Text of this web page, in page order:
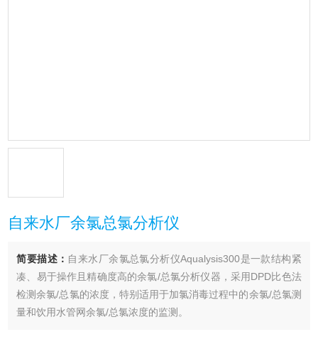
自来水厂余氯总氯分析仪
简要描述： 自来水厂余氯总氯分析仪Aqualysis300是一款结构紧
凑、易于操作且精确度高的余氯/总氯分析仪器，采用DPD比色法
检测余氯/总氯的浓度，特别适用于加氯消毒过程中的余氯/总氯测
量和饮用水管网余氯/总氯浓度的监测。